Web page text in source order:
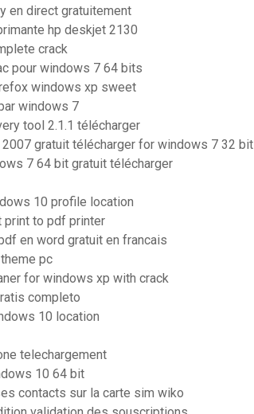
en direct gratuitement
hp deskjet 2130
crack
pour windows 7 64 bits
windows xp sweet
windows 7
tool 2.1.1 télécharger
gratuit télécharger for windows 7 32 bit
7 64 bit gratuit télécharger
10 profile location
print to pdf printer
en word gratuit en francais
pc
for windows xp with crack
completo
10 location
telechargement
10 64 bit
contacts sur la carte sim wiko